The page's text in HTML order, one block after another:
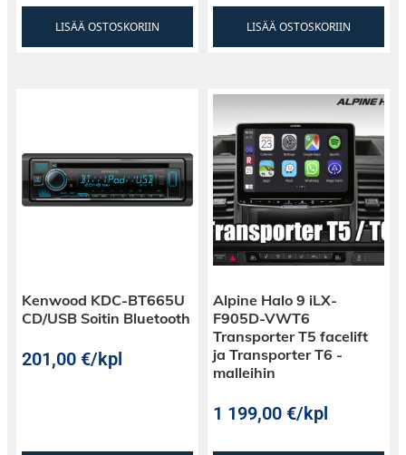
LISÄÄ OSTOSKORIIN LISÄÄ OSTOSKORIIN
Kenwood KDC-BT665U
CD/USB Soitin Bluetooth
201,00€/kpl
Alpine Halo 9 iLX-
F905D-VWT6
Transporter T5 facelift
ja Transporter T6 -
malleihin
1 199,00€/kpl